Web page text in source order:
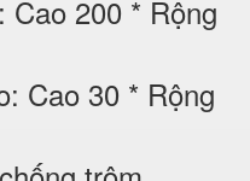
200 * Rộng
Cao 30 * Rộng